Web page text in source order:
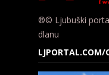
®© Ljubuški
dlanu
LJPORTAL.COM/